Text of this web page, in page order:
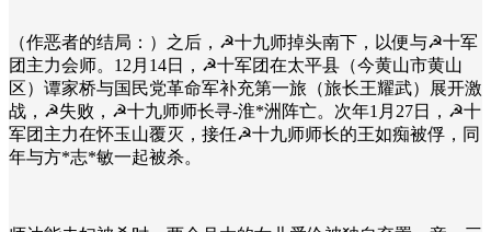
（作恶者的结局：）之后，☭十九师掉头南下，以便与☭十军
团主力会师。12月14日，☭十军团在太平县（今黄山市黄山
区）谭家桥与国民党革命军补充第一旅（旅长王耀武）展开激
战，☭失败，☭十九师师长寻-淮*洲阵亡。次年1月27日，☭十
军团主力在怀玉山覆灭，接任☭十九师师长的王如痴被俘，同
年与方*志*敏一起被杀。